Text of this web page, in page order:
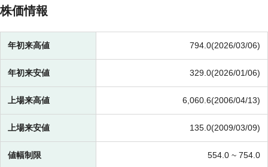
株価情報
年初来高値 794.0(2026/03/06)
年初来安値 329.0(2026/01/06)
上場来高値 6,060.6(2006/04/13)
上場来安値 135.0(2009/03/09)
値幅制限 554.0 ~ 754.0